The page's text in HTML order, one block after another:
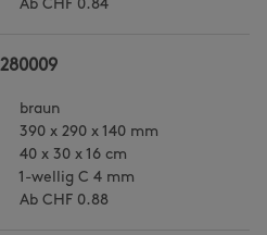
Ab CHF 0.84
braun
390 x 290 x 140 mm
40 x 30 x 16 cm
1-wellig C 4 mm
Ab CHF 0.88